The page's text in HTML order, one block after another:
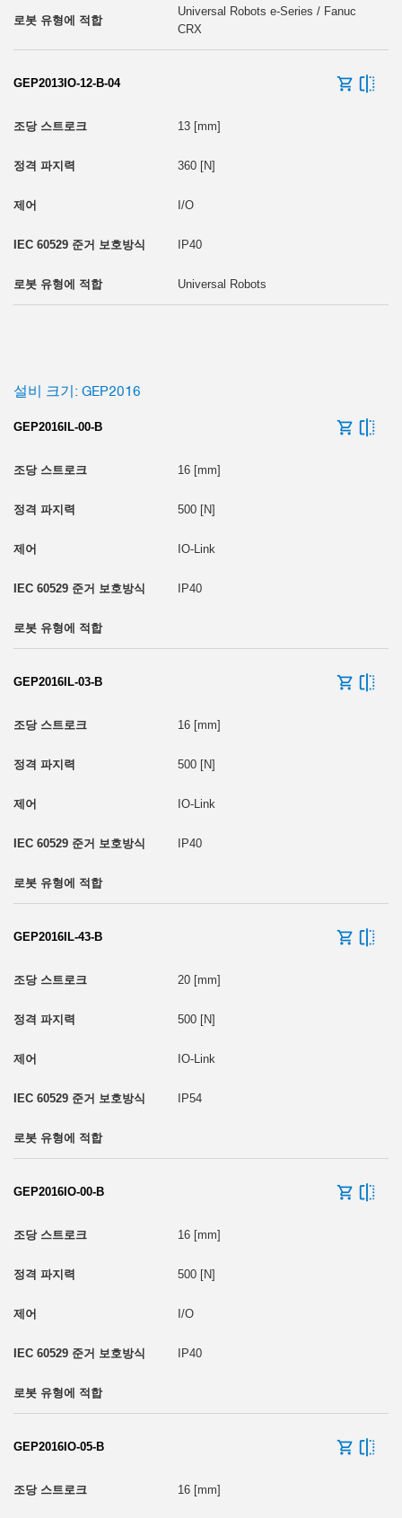
Universal Robots e-Series / Fanuc
CRX
GEP2013IO-12-B-04
13 [mm]
360 [N]
I/O
IP40
Universal Robots
설비 크기: GEP2016
GEP2016IL-00-B
16 [mm]
500 [N]
IO-Link
IP40
GEP2016IL-03-B
16 [mm]
500 [N]
IO-Link
IP40
GEP2016IL-43-B
20 [mm]
500 [N]
IO-Link
IP54
GEP2016IO-00-B
16 [mm]
500 [N]
I/O
IP40
GEP2016IO-05-B
16 [mm]